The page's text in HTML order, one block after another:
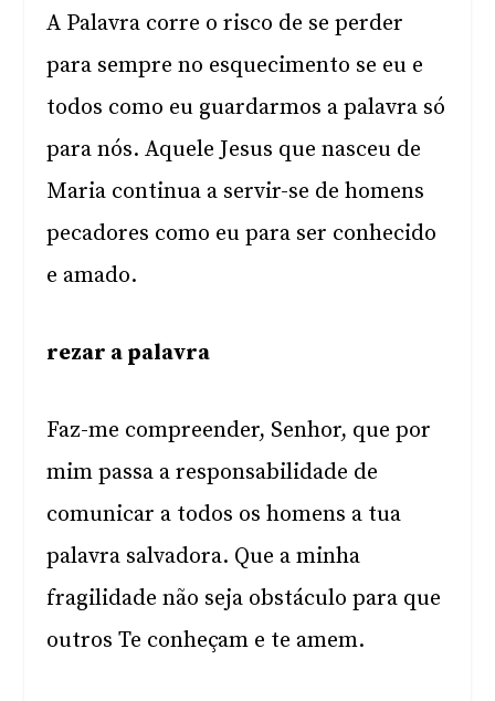
A Palavra corre o risco de se perder
para sempre no esquecimento se eu e
todos como eu guardarmos a palavra só
para nós. Aquele Jesus que nasceu de
Maria continua a servir-se de homens
pecadores como eu para ser conhecido
e amado.
rezar a palavra
Faz-me compreender, Senhor, que por
mim passa a responsabilidade de
comunicar a todos os homens a tua
palavra salvadora. Que a minha
fragilidade não seja obstáculo para que
outros Te conheçam e te amem.